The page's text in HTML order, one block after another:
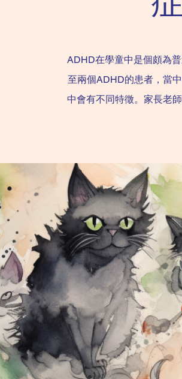
ADHD在學童中是個頗為
至兩個ADHD的患者，當
中會有不同特徵。家長老